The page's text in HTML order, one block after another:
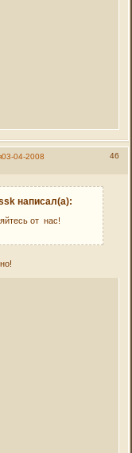
46
03-04-2008
написал(а):
от нас!